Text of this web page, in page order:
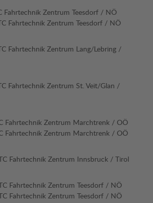
Fahrtechnik Zentrum Teesdorf / NÖ
Fahrtechnik Zentrum Teesdorf / NÖ
Fahrtechnik Zentrum Lang/Lebring /
Fahrtechnik Zentrum St. Veit/Glan /
Fahrtechnik Zentrum Marchtrenk / OÖ
Fahrtechnik Zentrum Marchtrenk / OÖ
Fahrtechnik Zentrum Innsbruck / Tirol
Fahrtechnik Zentrum Teesdorf / NÖ
Fahrtechnik Zentrum Teesdorf / NÖ